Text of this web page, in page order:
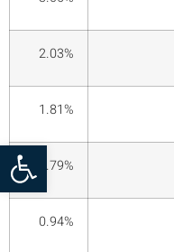
פתח
2.03%
1.81%
1.79%
0.94%